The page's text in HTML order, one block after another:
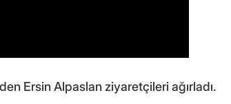
Ersin Alpaslan ziyaretçileri ağırladı.